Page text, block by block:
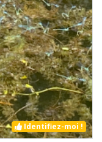
Identifiez-moi !